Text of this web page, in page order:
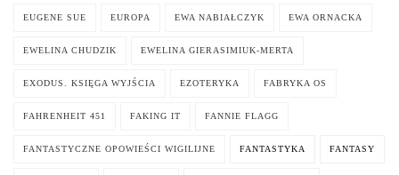
EUGENE SUE EUROPA EWA NABIAŁCZYK EWA ORNACKA
EWELINA CHUDZIK EWELINA GIERASIMIUK-MERTA
EXODUS. KSIĘGA WYJŚCIA EZOTERYKA FABRYKA OS
FAHRENHEIT 451 FAKING IT FANNIE FLAGG
FANTASTYCZNE OPOWIEŚCI WIGILIJNE FANTASTYKA FANTASY